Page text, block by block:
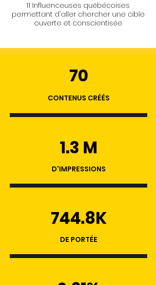
11 Influenceuses québécoises
permettant d'aller chercher une cible
ouverte et conscientisée
70
CONTENUS CRÉÉS
1.3 M
D'IMPRESSIONS
744.8K
DE PORTÉE